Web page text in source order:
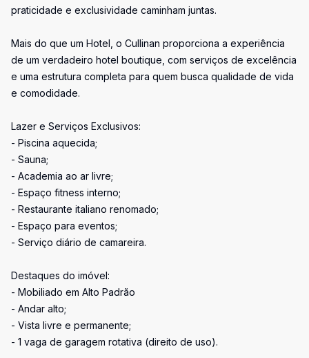
praticidade e exclusividade caminham juntas.
Mais do que um Hotel, o Cullinan proporciona a experiência
de um verdadeiro hotel boutique, com serviços de excelência
e uma estrutura completa para quem busca qualidade de vida
e comodidade.
Lazer e Serviços Exclusivos:
- Piscina aquecida;
- Sauna;
- Academia ao ar livre;
- Espaço fitness interno;
- Restaurante italiano renomado;
- Espaço para eventos;
- Serviço diário de camareira.
Destaques do imóvel:
- Mobiliado em Alto Padrão
- Andar alto;
- Vista livre e permanente;
- 1 vaga de garagem rotativa (direito de uso).